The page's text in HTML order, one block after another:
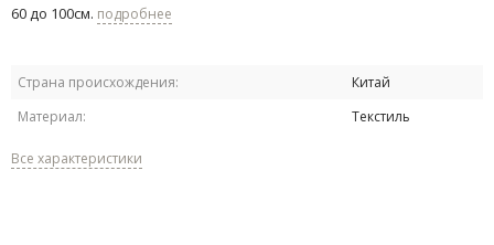
60 до 100см. подробнее
Страна происхождения:
Китай
Материал:
Текстиль
Все характеристики